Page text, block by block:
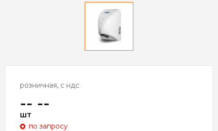
розничная, с ндс
-- --
шт
по запросу